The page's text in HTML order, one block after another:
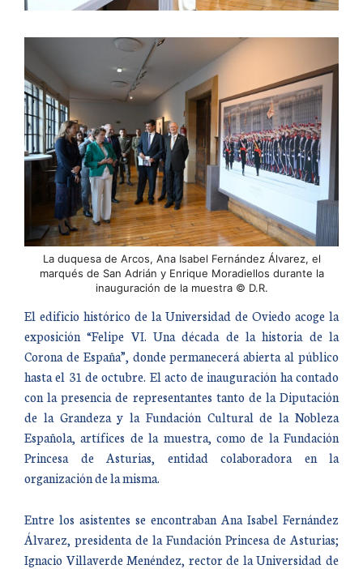
La duquesa de Arcos, Ana Isabel Fernández Álvarez, el
marqués de San Adrián y Enrique Moradiellos durante la
inauguración de la muestra © D.R.
El edificio histórico de la Universidad de Oviedo acoge la
exposición “Felipe VI. Una década de la historia de la
Corona de España”, donde permanecerá abierta al público
hasta el 31 de octubre. El acto de inauguración ha contado
con la presencia de representantes tanto de la Diputación
de la Grandeza y la Fundación Cultural de la Nobleza
Española, artífices de la muestra, como de la Fundación
Princesa de Asturias, entidad colaboradora en la
organización de la misma.
Entre los asistentes se encontraban Ana Isabel Fernández
Álvarez, presidenta de la Fundación Princesa de Asturias;
Ignacio Villaverde Menéndez, rector de la Universidad de